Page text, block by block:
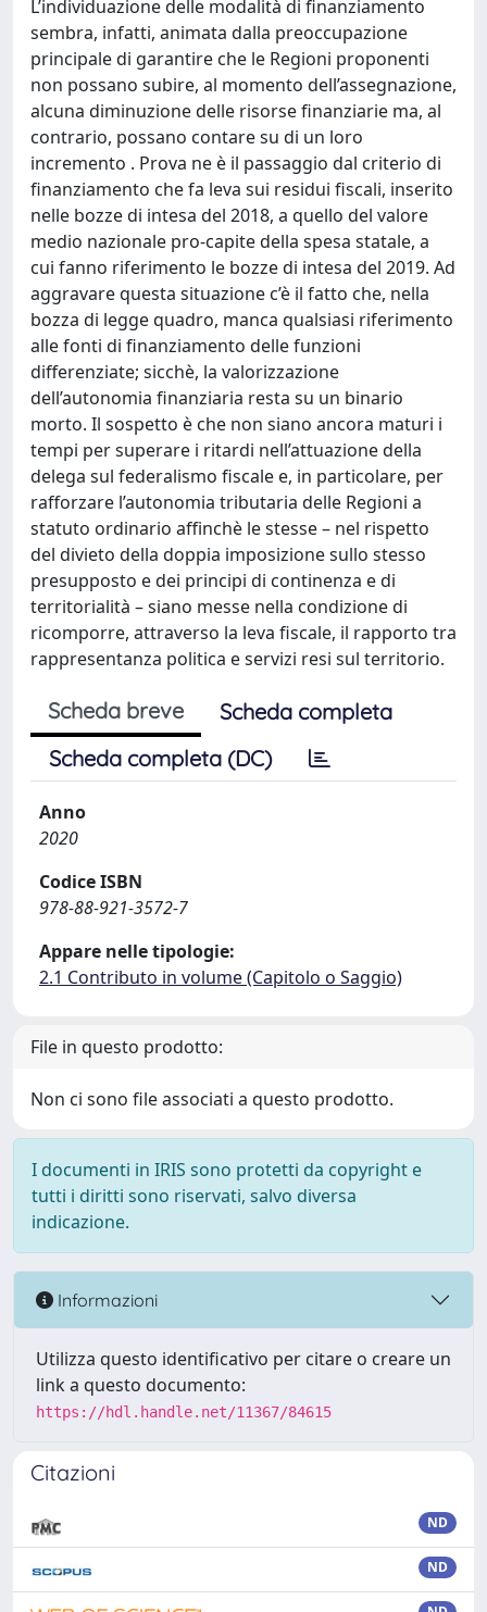
L’individuazione delle modalità di finanziamento
sembra, infatti, animata dalla preoccupazione
principale di garantire che le Regioni proponenti
non possano subire, al momento dell’assegnazione,
alcuna diminuzione delle risorse finanziarie ma, al
contrario, possano contare su di un loro
incremento . Prova ne è il passaggio dal criterio di
finanziamento che fa leva sui residui fiscali, inserito
nelle bozze di intesa del 2018, a quello del valore
medio nazionale pro-capite della spesa statale, a
cui fanno riferimento le bozze di intesa del 2019. Ad
aggravare questa situazione c’è il fatto che, nella
bozza di legge quadro, manca qualsiasi riferimento
alle fonti di finanziamento delle funzioni
differenziate; sicchè, la valorizzazione
dell’autonomia finanziaria resta su un binario
morto. Il sospetto è che non siano ancora maturi i
tempi per superare i ritardi nell’attuazione della
delega sul federalismo fiscale e, in particolare, per
rafforzare l’autonomia tributaria delle Regioni a
statuto ordinario affinchè le stesse – nel rispetto
del divieto della doppia imposizione sullo stesso
presupposto e dei principi di continenza e di
territorialità – siano messe nella condizione di
ricomporre, attraverso la leva fiscale, il rapporto tra
rappresentanza politica e servizi resi sul territorio.
Scheda breve
Scheda completa
Scheda completa (DC)
Anno
2020
Codice ISBN
978-88-921-3572-7
Appare nelle tipologie:
2.1 Contributo in volume (Capitolo o Saggio)
File in questo prodotto:
Non ci sono file associati a questo prodotto.
I documenti in IRIS sono protetti da copyright e
tutti i diritti sono riservati, salvo diversa
indicazione.
Informazioni
Utilizza questo identificativo per citare o creare un
link a questo documento:
https://hdl.handle.net/11367/84615
Citazioni
ND
ND